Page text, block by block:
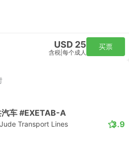
USD 25
含税 每个成人
买票
车 #EXETAB-A
Transport Lines 3.9